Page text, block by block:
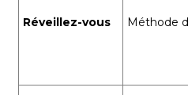
Réveillez-vous Méthode